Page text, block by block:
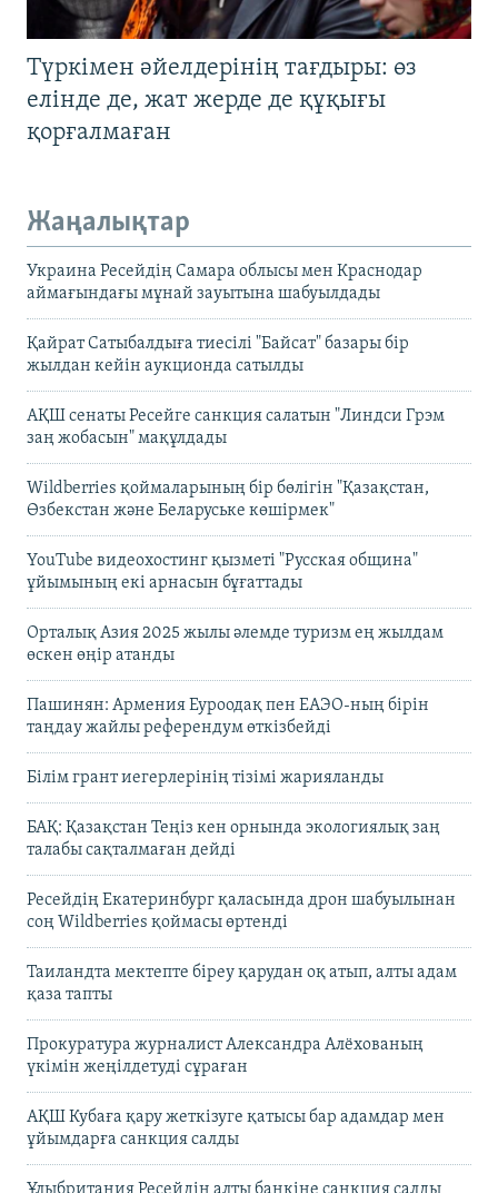
Түркімен әйелдерінің тағдыры: өз
елінде де, жат жерде де құқығы
қорғалмаған
Жаңалықтар
Украина Ресейдің Самара облысы мен Краснодар
аймағындағы мұнай зауытына шабуылдады
Қайрат Сатыбалдыға тиесілі "Байсат" базары бір
жылдан кейін аукционда сатылды
АҚШ сенаты Ресейге санкция салатын "Линдси Грэм
заң жобасын" мақұлдады
Wildberries қоймаларының бір бөлігін "Қазақстан,
Өзбекстан және Беларуське көшірмек"
YouTube видеохостинг қызметі "Русская община"
ұйымының екі арнасын бұғаттады
Орталық Азия 2025 жылы әлемде туризм ең жылдам
өскен өңір атанды
Пашинян: Армения Еуроодақ пен ЕАЭО-ның бірін
таңдау жайлы референдум өткізбейді
Білім грант иегерлерінің тізімі жарияланды
БАҚ: Қазақстан Теңіз кен орнында экологиялық заң
талабы сақталмаған дейді
Ресейдің Екатеринбург қаласында дрон шабуылынан
соң Wildberries қоймасы өртенді
Таиландта мектепте біреу қарудан оқ атып, алты адам
қаза тапты
Прокуратура журналист Александра Алёхованың
үкімін жеңілдетуді сұраған
АҚШ Кубаға қару жеткізуге қатысы бар адамдар мен
ұйымдарға санкция салды